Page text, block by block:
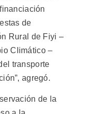
de
Rural de Fiyi –
Climático –
transporte
agregó.
de la